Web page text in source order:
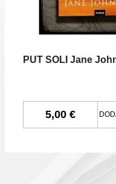
PUT SOLI Jane
5,00 €